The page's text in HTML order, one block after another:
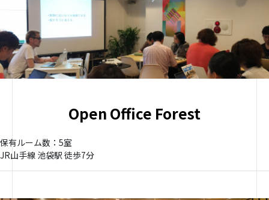
Open Office Forest
保有ルーム数：5室
JR山手線 池袋駅 徒歩7分